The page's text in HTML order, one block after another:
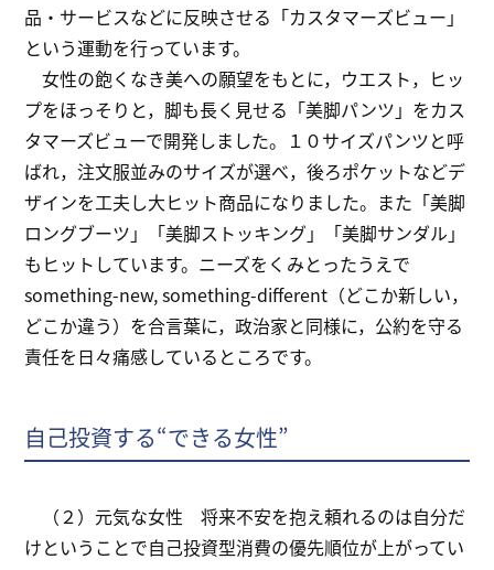
品・サービスなどに反映させる「カスタマーズビュー」
という運動を行っています。
女性の飽くなき美への願望をもとに，ウエスト，ヒッ
プをほっそりと，脚も長く見せる「美脚パンツ」をカス
タマーズビューで開発しました。１０サイズパンツと呼
ばれ，注文服並みのサイズが選べ，後ろポケットなどデ
ザインを工夫し大ヒット商品になりました。また「美脚
ロングブーツ」「美脚ストッキング」「美脚サンダル」
もヒットしています。ニーズをくみとったうえで
something-new, something-different（どこか新しい，
どこか違う）を合言葉に，政治家と同様に，公約を守る
責任を日々痛感しているところです。
自己投資する“できる女性”
（２）元気な女性 将来不安を抱え頼れるのは自分だ
けということで自己投資型消費の優先順位が上がってい